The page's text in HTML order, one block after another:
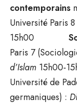
contemporains
Université Paris
15h00
Paris 7
d’Islam
Université de
germaniques) :